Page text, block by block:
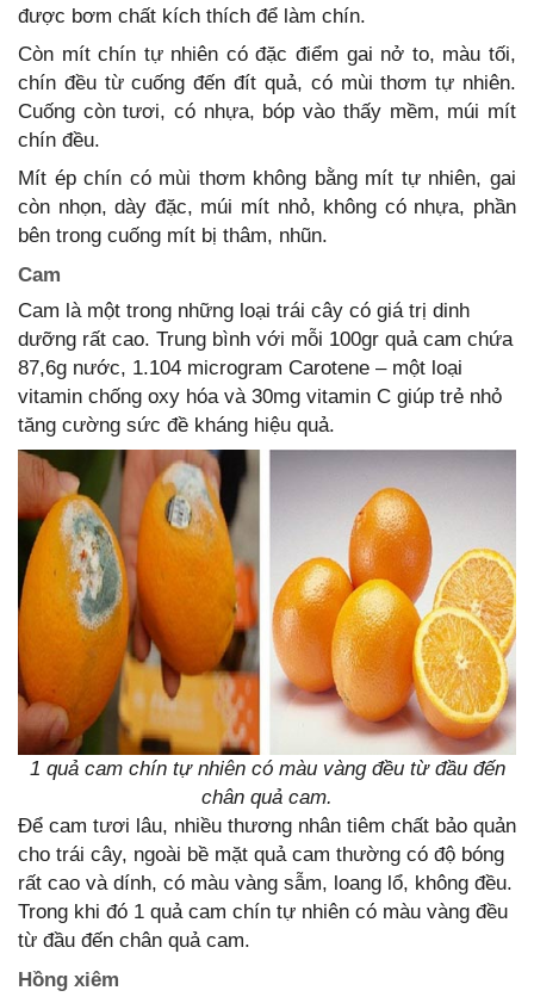
được bơm chất kích thích để làm chín.
Còn mít chín tự nhiên có đặc điểm gai nở to, màu tối,
chín đều từ cuống đến đít quả, có mùi thơm tự nhiên.
Cuống còn tươi, có nhựa, bóp vào thấy mềm, múi mít
chín đều.
Mít ép chín có mùi thơm không bằng mít tự nhiên, gai
còn nhọn, dày đặc, múi mít nhỏ, không có nhựa, phần
bên trong cuống mít bị thâm, nhũn.
Cam
Cam là một trong những loại trái cây có giá trị dinh
dưỡng rất cao. Trung bình với mỗi 100gr quả cam chứa
87,6g nước, 1.104 microgram Carotene – một loại
vitamin chống oxy hóa và 30mg vitamin C giúp trẻ nhỏ
tăng cường sức đề kháng hiệu quả.
1 quả cam chín tự nhiên có màu vàng đều từ đầu đến
chân quả cam.
Để cam tươi lâu, nhiều thương nhân tiêm chất bảo quản
cho trái cây, ngoài bề mặt quả cam thường có độ bóng
rất cao và dính, có màu vàng sẫm, loang lổ, không đều.
Trong khi đó 1 quả cam chín tự nhiên có màu vàng đều
từ đầu đến chân quả cam.
Hồng xiêm